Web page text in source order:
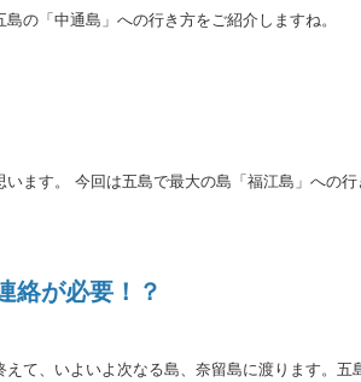
の「中通島」への行き方をご紹介しますね。
ます。 今回は五島で最大の島「福江島」への
絡が必要！？
、いよいよ次なる島、奈留島に渡ります。五